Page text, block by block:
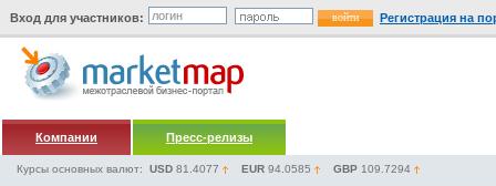
Вход для участников: Регистрация на
Компании Пресс-релизы
Курсы основных валют: USD 81.4077 EUR 94.0585 GBP 109.7294